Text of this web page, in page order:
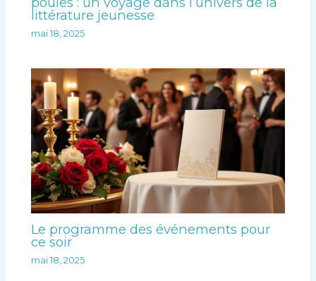
littérature jeunesse
mai 18, 2025
Le programme des événements pour
ce soir
mai 18, 2025